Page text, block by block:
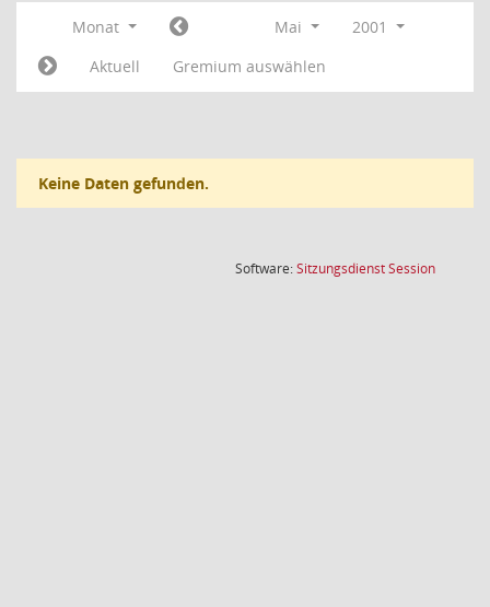
Monat Mai
2001
Aktuell
Gremium auswählen
Keine Daten gefunden.
Software:SitzungsdienstSession(Wird in